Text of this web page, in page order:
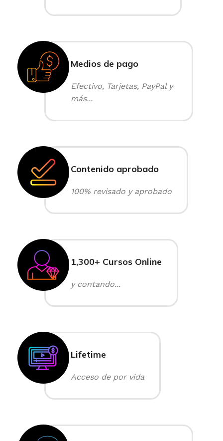
Medios de pago
Efectivo, Tarjetas, PayPal y
más...
Contenido aprobado
100% revisado y aprobado
1,300+ Cursos Online
y contando...
Lifetime
Acceso de por vida